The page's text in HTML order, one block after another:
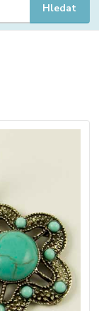
Hledat